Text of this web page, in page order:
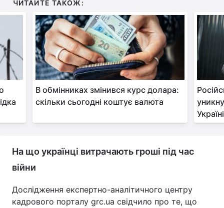
ЧИТАЙТЕ ТАКОЖ:
В обмінниках змінився курс долара:
скільки сьогодні коштує валюта
На що українці витрачають гроші під час
війни
Дослідження експертно-аналітичного центру
кадрового порталу grc.ua свідчило про те, що